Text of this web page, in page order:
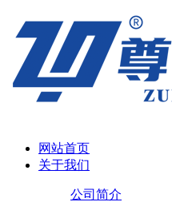
网站首页
关于我们
公司简介